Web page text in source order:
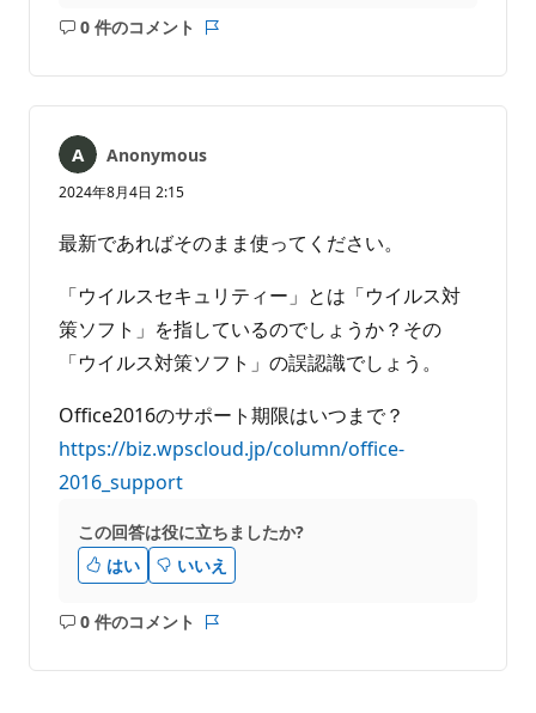
0 件のコメント
コ
ト
あ
り
せ
ト
Anonymous
2024年8月4日 2:15
最新であればそのまま使ってください。
「ウイルスセキュリティー」とは「ウイルス対
策ソフト」を指しているのでしょうか？その
「ウイルス対策ソフト」の誤認識でしょう。
Office2016のサポート期限はいつまで？
https://biz.wpscloud.jp/column/office-
2016_support
この回答は役に立ちましたか?
はい
いいえ
0 件のコメント
コ